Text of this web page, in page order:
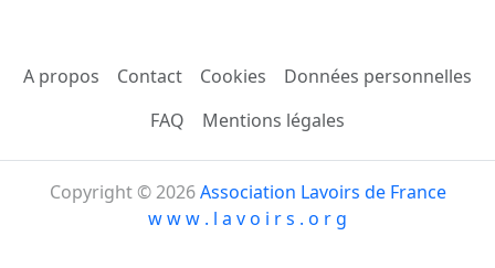
A propos Contact Cookies
Données personnelles
FAQ
Mentions légales
Copyright © 2026Association Lavoirs de France
w w w . l a v o i r s . o r g